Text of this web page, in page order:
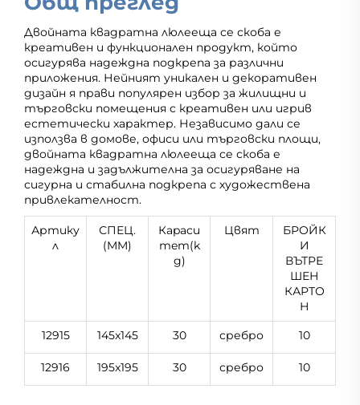
Двойната квадратна люлееща се скоба е
креативен и функционален продукт, който
осигурява надеждна подкрепа за различни
приложения. Нейният уникален и декоративен
дизайн я прави популярен избор за жилищни и
търговски помещения с креативен или игрив
естетически характер. Независимо дали се
използва в домове, офиси или търговски площи,
двойната квадратна люлееща се скоба е
надеждна и задължителна за осигуряване на
сигурна и стабилна подкрепа с художествена
привлекателност.
Артику
л
СПЕЦ.
(MM)
Кapacи
тeт(k
g)
Цвят
БРОЙК
И
ВЪТРЕ
ШЕН
КАРТО
Н
12915
145x145 30 сребро 10
12916 195x195 30 сребро 10